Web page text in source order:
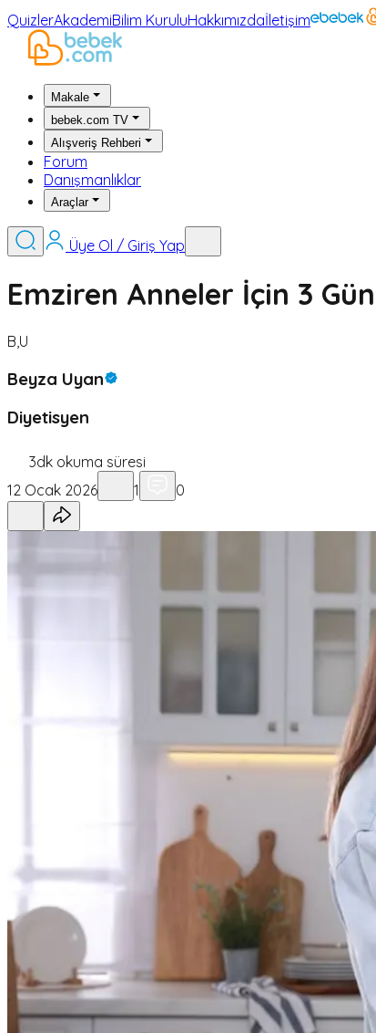
QuizlerAkademiBilim KuruluHakkımızdaİletişim
Makale
bebek.com TV
Alışveriş Rehberi
Forum
Danışmanlıklar
Araçlar
Üye Ol / Giriş Yap
Emziren Anneler İçin 3
B,U
Beyza Uyan
Diyetisyen
3dk okuma süresi
12 Ocak 2026
1 0